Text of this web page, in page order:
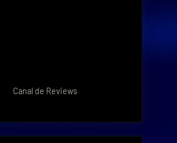
Canal de Reviews